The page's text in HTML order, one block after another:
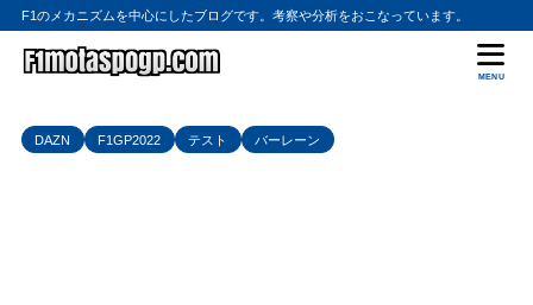
F1のメカニズムを中心にしたブログです。考察や分析をおこなっています。
MENU
DAZN F1GP2022 テスト バーレーン